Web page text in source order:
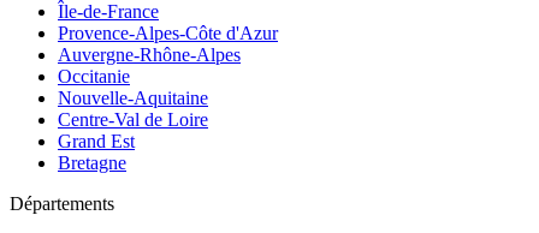
Île-de-France
Provence-Alpes-Côte d'Azur
Auvergne-Rhône-Alpes
Occitanie
Nouvelle-Aquitaine
Centre-Val de Loire
Grand Est
Bretagne
Départements